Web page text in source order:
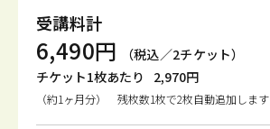
受講料計
6,490円
（税込／2チケット）
チケット1枚あたり
2,970円
（約1ヶ月分） 残枚数1枚で2枚自動追加します